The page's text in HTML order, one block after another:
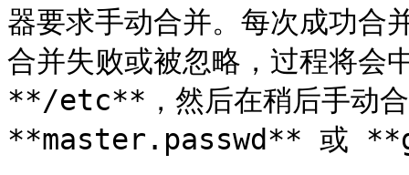
器要求手动合并。每次成功合
合并失败或被忽略，过程将会
**/etc**，然后在稍后手动合
**master.passwd** 或